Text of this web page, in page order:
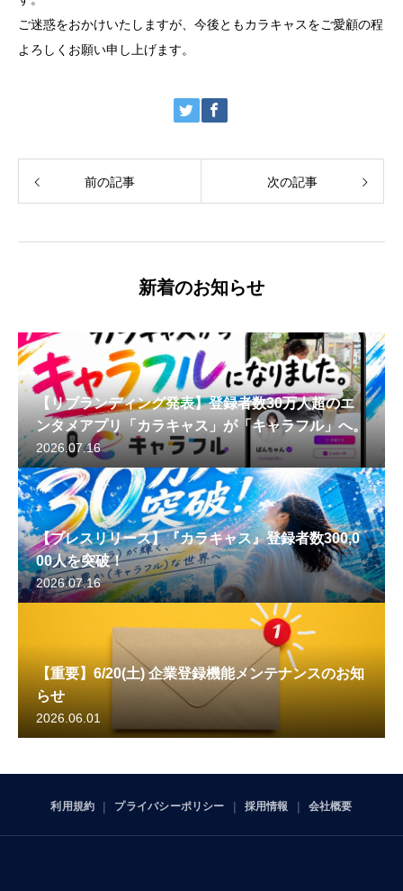
ご迷惑をおかけいたしますが、今後ともカラキャスをご愛顧の程
よろしくお願い申し上げます。
前の記事 次の記事
新着のお知らせ
【リブランディング発表】登録者数30万人超のエ
ンタメアプリ「カラキャス」が「キャラフル」へ。
2026.07.16
【プレスリリース】『カラキャス』登録者数300,0
00人を突破！
2026.07.16
【重要】6/20(土) 企業登録機能メンテナンスのお知
らせ
2026.06.01
利用規約 プライバシーポリシー 採用情報 会社概要